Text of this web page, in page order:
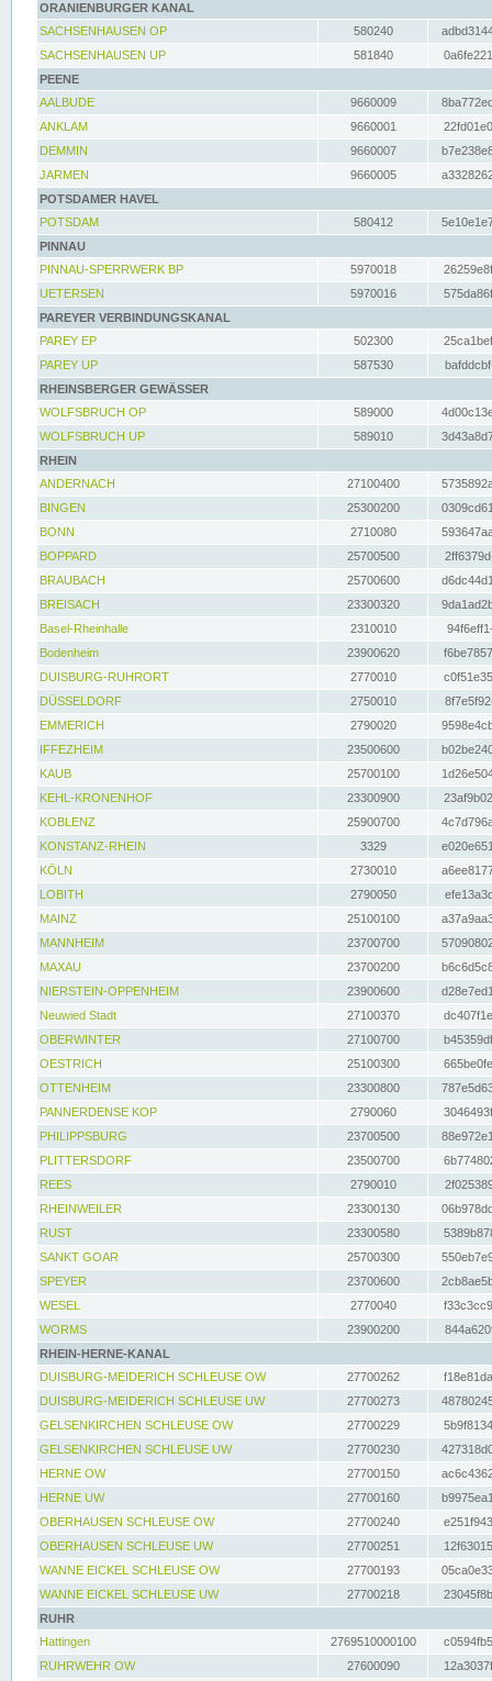
ORANIENBURGER KANAL
SACHSENHAUSEN OP
580240
SACHSENHAUSEN UP
581840
PEENE
AALBUDE
9660009
ANKLAM
9660001
DEMMIN
9660007
JARMEN
9660005
POTSDAMER HAVEL
POTSDAM
580412
PINNAU
PINNAU-SPERRWERK BP
5970018
UETERSEN
5970016
PAREYER VERBINDUNGSKANAL
PAREY EP
502300
PAREY UP
587530
RHEINSBERGER GEWÄSSER
WOLFSBRUCH OP
589000
WOLFSBRUCH UP
589010
RHEIN
ANDERNACH
27100400
BINGEN
25300200
BONN
2710080
BOPPARD
25700500
BRAUBACH
25700600
BREISACH
23300320
Basel-Rheinhalle
2310010
Bodenheim
23900620
DUISBURG-RUHRORT
2770010
DÜSSELDORF
2750010
EMMERICH
2790020
IFFEZHEIM
23500600
KAUB
25700100
KEHL-KRONENHOF
23300900
KOBLENZ
25900700
KONSTANZ-RHEIN
3329
KÖLN
2730010
LOBITH
2790050
MAINZ
25100100
MANNHEIM
23700700
MAXAU
23700200
NIERSTEIN-OPPENHEIM
23900600
Neuwied Stadt
27100370
OBERWINTER
27100700
OESTRICH
25100300
OTTENHEIM
23300800
PANNERDENSE KOP
2790060
PHILIPPSBURG
23700500
PLITTERSDORF
23500700
REES
2790010
RHEINWEILER
23300130
RUST
23300580
SANKT GOAR
25700300
SPEYER
23700600
WESEL
2770040
WORMS
23900200
RHEIN-HERNE-KANAL
DUISBURG-MEIDERICH SCHLEUSE OW
27700262
DUISBURG-MEIDERICH SCHLEUSE UW
27700273
GELSENKIRCHEN SCHLEUSE OW
27700229
GELSENKIRCHEN SCHLEUSE UW
27700230
HERNE OW
27700150
HERNE UW
27700160
OBERHAUSEN SCHLEUSE OW
27700240
OBERHAUSEN SCHLEUSE UW
27700251
WANNE EICKEL SCHLEUSE OW
27700193
WANNE EICKEL SCHLEUSE UW
27700218
RUHR
Hattingen
2769510000100
RUHRWEHR OW
27600090